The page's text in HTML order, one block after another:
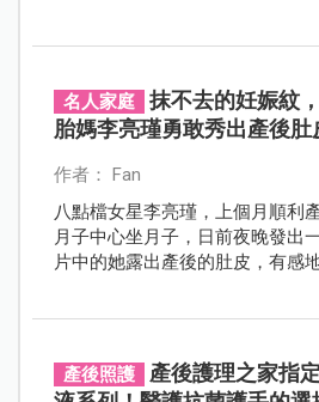
名人家庭
抹不去的妊娠紋
胎媽李亮瑾勇敢秀出產後肚
作者： Fan
八點檔女星李亮瑾，上個月順利
月子中心坐月子，日前夜晚發出
片中的她露出產後的肚皮，有感
產後照護
產後護理之家指